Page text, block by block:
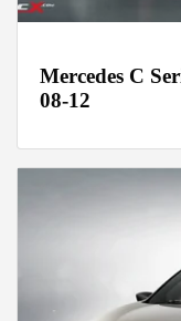
Mercedes C
08-12